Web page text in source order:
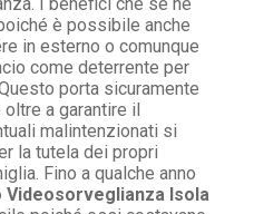
è possibile anche
in esterno o comunque
come deterrente per
porta sicuramente
a garantire il
malintenzionati si
la tutela dei propri
Fino a qualche anno
Videosorveglianza Isola